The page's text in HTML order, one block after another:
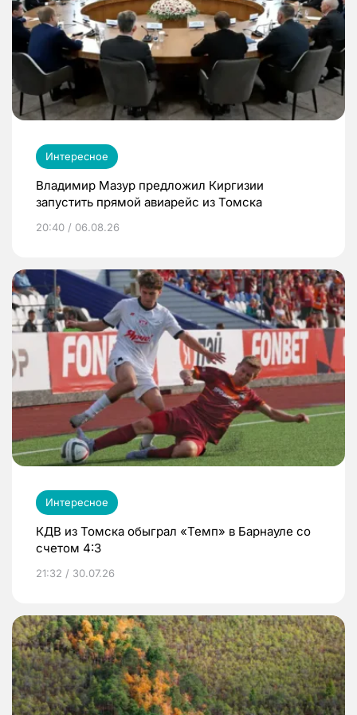
Интересное
Владимир Мазур предложил Киргизии
запустить прямой авиарейс из Томска
20:40 / 06.08.26
Интересное
КДВ из Томска обыграл «Темп» в Барнауле со
счетом 4:3
21:32 / 30.07.26